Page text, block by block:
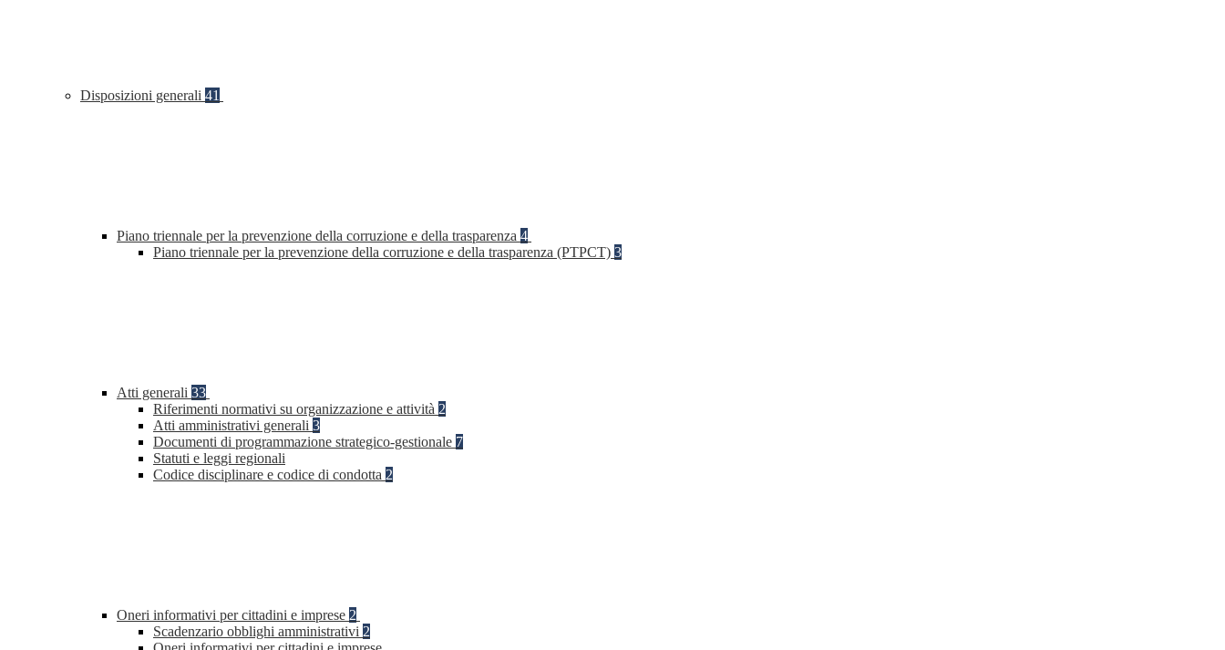
Disposizioni generali 41
Piano triennale per la prevenzione della corruzione e della trasparenza 4
Piano triennale per la prevenzione della corruzione e della trasparenza (PTPCT) 3
Atti generali 33
Riferimenti normativi su organizzazione e attività 2
Atti amministrativi generali 3
Documenti di programmazione strategico-gestionale 7
Statuti e leggi regionali
Codice disciplinare e codice di condotta 2
Oneri informativi per cittadini e imprese 2
Scadenzario obblighi amministrativi 2